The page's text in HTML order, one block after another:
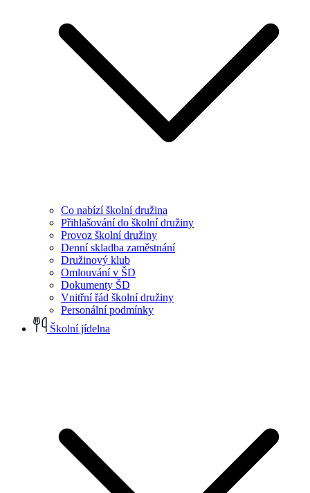
Co nabízí školní družina
Přihlašování do školní družiny
Provoz školní družiny
Denní skladba zaměstnání
Družinový klub
Omlouvání v ŠD
Dokumenty ŠD
Vnitřní řád školní družiny
Personální podmínky
Školní jídelna